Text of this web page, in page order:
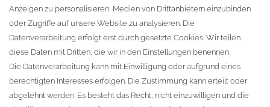
KONTAKT
Fa. Steffen Jost
Söbrigener Weg 50
D-01796 Pirna
Telefon:+49 (0)3501 507295
Anzeigen zu personalisieren, Medien von Drittanbietern einzubinden
oder Zugriffe auf unsere Website zu analysieren. Die
Datenverarbeitung erfolgt erst durch gesetzte Cookies. Wir teilen
diese Daten mit Dritten, die wir in den Einstellungen benennen.
Die Datenverarbeitung kann mit Einwilligung oder aufgrund eines
berechtigten Interesses erfolgen. Die Zustimmung kann erteilt oder
abgelehnt werden. Es besteht das Recht, nicht einzuwilligen und die